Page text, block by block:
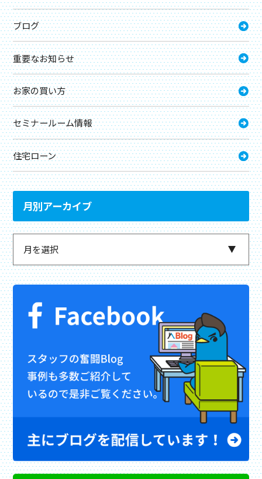
ブログ
重要なお知らせ
お家の買い方
セミナールーム情報
住宅ローン
月別アーカイブ